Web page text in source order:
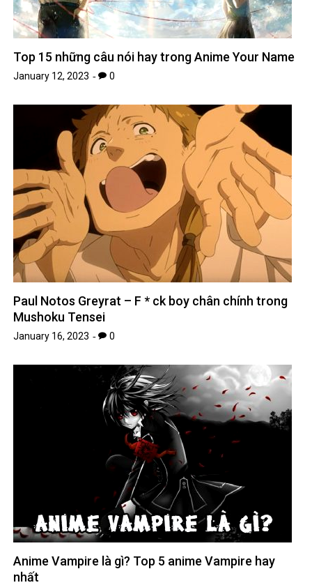
Top 15 những câu nói hay trong Anime Your Name
January 12, 2023 0
Paul Notos Greyrat – F * ck boy chân chính trong
Mushoku Tensei
January 16, 2023 0
Anime Vampire là gì? Top 5 anime Vampire hay
nhất